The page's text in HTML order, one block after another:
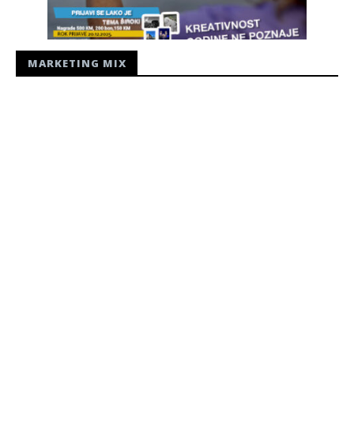
MARKETING MIX